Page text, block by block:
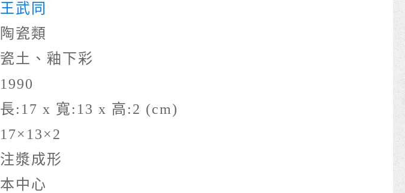
王武同
陶瓷類
瓷土、釉下彩
1990
長:17 x 寬:13 x 高:2 (cm)
17×13×2
注漿成形
本中心